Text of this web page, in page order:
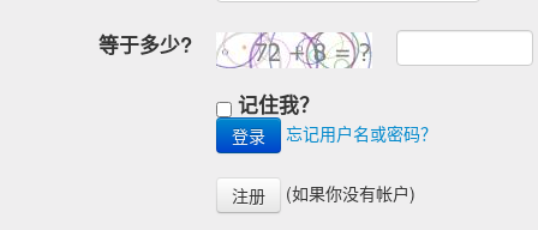
等于多少?
记住我？
忘记用户名或密码？
注册 (如果你没有帐户)